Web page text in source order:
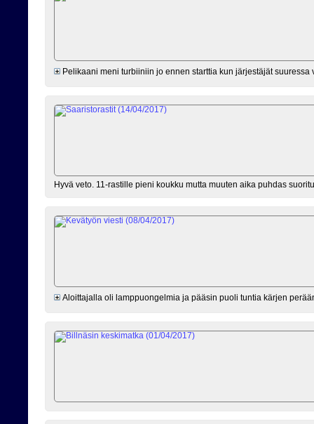
Pelikaani meni turbiiniin jo ennen starttia kun järjestäjät
Hyvä veto. 11-rastille pieni koukku mutta muuten aika puhdas
Aloittajalla oli lamppuongelmia ja pääsin puoli tuntia kärjen